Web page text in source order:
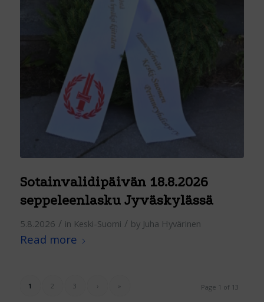
Sotainvalidipäivän 18.8.2026
seppeleenlasku Jyväskylässä
5.8.2026 / in Keski-Suomi / by Juha Hyvärinen
Read more
Page 1 of 13
1 2 3 › »